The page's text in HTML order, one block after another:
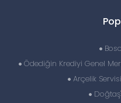
Ödediğin Krediyi Genel
Arçelik